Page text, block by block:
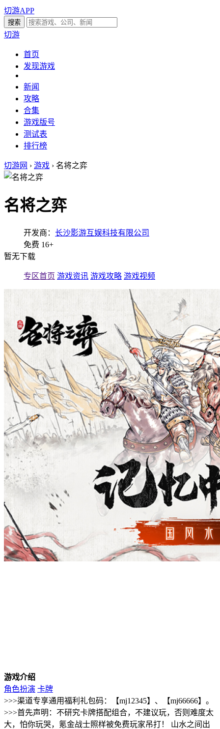
切游APP
切游
首页
发现游戏
新闻
攻略
合集
游戏版号
测试表
排行榜
切游网 › 游戏 › 名将之弈
名将之弈
开发商： 长沙影游互娱科技有限公司
免费 16+
暂无下载
专区首页 游戏资讯 游戏攻略 游戏视频
游戏介绍
角色扮演 卡牌
>>>渠道专享通用福利礼包码：【mj12345】、【mj66666】。
>>>首先声明：不研究卡牌搭配组合，不建议玩，否则难度太
大，怕你玩哭，氪金战士照样被免费玩家吊打！ 山水之间出